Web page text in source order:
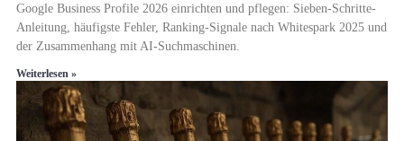
Google Business Profile 2026 einrichten und pflegen: Sieben-Schritte-
Anleitung, häufigste Fehler, Ranking-Signale nach Whitespark 2025 und
der Zusammenhang mit AI-Suchmaschinen.
Weiterlesen »